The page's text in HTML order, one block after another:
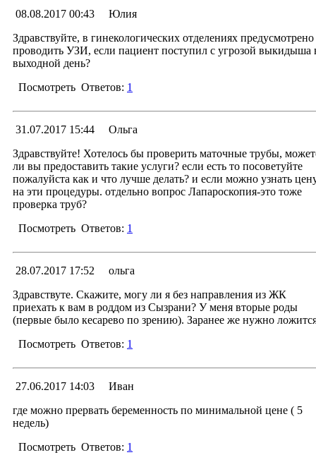
Заместитель главного врача гинекологических
Алексей Иванович
Ответ
14.08.2017 15:55 Менеджер раздела
Уважаемая Элла! Операции делаем. Надо приехать
консультацию с анализами и встать на очередь.
на консультации через 21 кабинет, по телефону 79
03 / 79 00 04 / 79 00 05.
Заместитель главного врача гинекологических
08.08.2017 00:43
Юлия
Здравствуйте, в гинекологических отделениях предусмотрено
проводить УЗИ, если пациент поступил с угрозой выкидыша
выходной день?
Посмотреть Ответов: 1
Ответ
11.08.2017 11:50 Менеджер раздела
Уважаемая Юлия! Экспертное УЗИ проводится
рабочие дни. В выходные дни УЗИ проводится
экстренным показаниям при неотложных состояниях.
Заместитель главного врача гинекологических
31.07.2017 15:44
Ольга
Здравствуйте! Хотелось бы проверить маточные трубы,
ли вы предоставить такие услуги? если есть то посоветуйте
пожалуйста как и что лучше делать? и если можно узнать
на эти процедуры. отдельно вопрос Лапароскопия-это тоже
проверка труб?
Посмотреть Ответов: 1
Ответ
07.08.2017 18:52 Менеджер раздела
Уважаемая Ольга!Услуги предоставляются
направлению от репродуктолога.
28.07.2017 17:52
ольга
Здравствуте. Скажите, могу ли я без направления из ЖК
приехать к вам в роддом из Сызрани? У меня вторые роды
(первые было кесарево по зрению). Заранее же нужно
Посмотреть Ответов: 1
Ответ
02.08.2017 13:39 Менеджер раздела
Уважаемая Ольга! Наличие направления
госпитализацию желательно. Учитывая в
кесарево сечение, дородовая
27.06.2017 14:03
Иван
где можно прервать беременность по минимальной цене ( 5
недель)
Посмотреть Ответов: 1